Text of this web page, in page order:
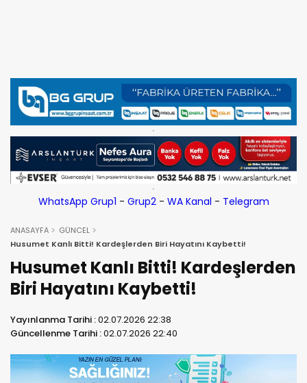
WhatsApp Grup1 - Grup2- WA Kanal - Telegram
ANASAYFA
GÜNCEL
Husumet Kanlı Bitti! Kardeşlerden Biri Hayatını Kaybetti!
Husumet Kanlı Bitti! Kardeşlerden
Biri Hayatını Kaybetti!
Yayınlanma Tarihi :02.07.2026 22:38
Güncellenme Tarihi :02.07.2026 22:40